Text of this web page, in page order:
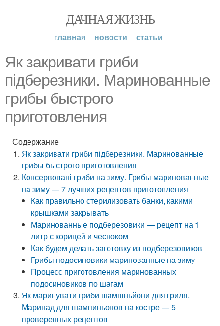
ДАЧНАЯ ЖИЗНЬ
главная новости статьи
Як закривати гриби
підберезники. Маринованные
грибы быстрого
приготовления
Содержание
Як закривати гриби підберезники. Маринованные
грибы быстрого приготовления
Консервовані гриби на зиму. Грибы маринованные
на зиму — 7 лучших рецептов приготовления
Как правильно стерилизовать банки, какими
крышками закрывать
Маринованные подберезовики — рецепт на 1
литр с корицей и чесноком
Как будем делать заготовку из подберезовиков
Грибы подосиновики маринованные на зиму
Процесс приготовления маринованных
подосиновиков по шагам
Як маринувати гриби шампіньйони для гриля.
Маринад для шампиньонов на костре — 5
проверенных рецептов